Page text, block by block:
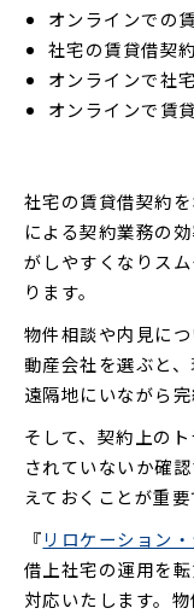
オンラインでの
社宅の賃貸借契
オンラインで社
オンラインで賃
社宅の賃貸借契約
による契約業務の
がしやすくなりス
ります。
物件相談や内見に
動産会社を選ぶと
遠隔地にいながら完
そして、契約上の
されていないか確
えておくことが重要
『リロケーション
借上社宅の運用を
対応いたします。